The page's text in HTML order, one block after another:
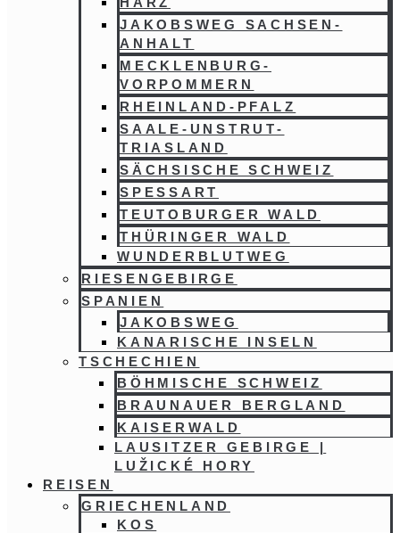
JAKOBSWEG SACHSEN-
ANHALT
MECKLENBURG-
VORPOMMERN
RHEINLAND-PFALZ
SAALE-UNSTRUT-
TRIASLAND
SÄCHSISCHE SCHWEIZ
SPESSART
TEUTOBURGER WALD
THÜRINGER WALD
WUNDERBLUTWEG
RIESENGEBIRGE
SPANIEN
JAKOBSWEG
KANARISCHE INSELN
TSCHECHIEN
BÖHMISCHE SCHWEIZ
BRAUNAUER BERGLAND
KAISERWALD
LAUSITZER GEBIRGE |
LUŽICKÉ HORY
REISEN
GRIECHENLAND
KOS